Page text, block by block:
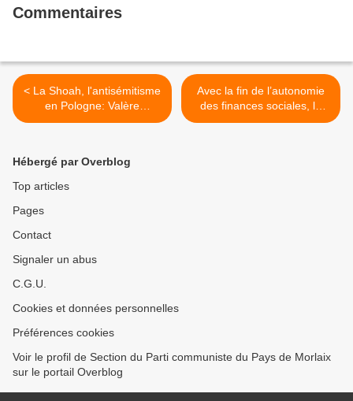
Commentaires
< La Shoah, l'antisémitisme
en Pologne: Valère
Staraselki sera l'invité des
mercredi 14 novembre à
19h, à la Petite librairie rue
Avec la fin de l’autonomie
des finances sociales, la
sécu soumise à l’austérité
Hébergé par Overblog
Top articles
Pages
Contact
Signaler un abus
C.G.U.
Cookies et données personnelles
Préférences cookies
Voir le profil de Section du Parti communiste du Pays de Morlaix
sur le portail Overblog